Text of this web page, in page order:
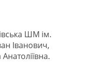
ШМ ім.
Іванович,
Анатоліївна.